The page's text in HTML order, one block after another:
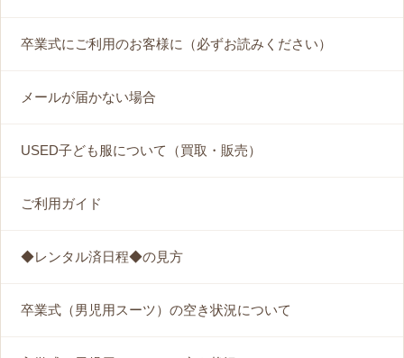
卒業式にご利用のお客様に（必ずお読みください）
メールが届かない場合
USED子ども服について（買取・販売）
ご利用ガイド
◆レンタル済日程◆の見方
卒業式（男児用スーツ）の空き状況について